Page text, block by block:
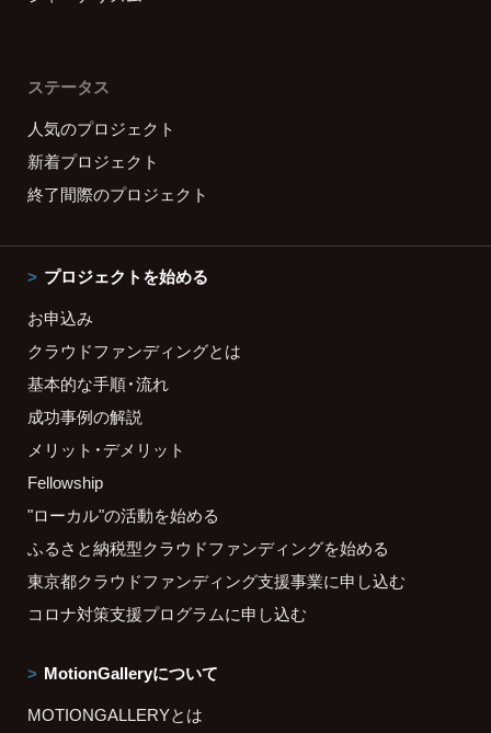
ステータス
人気のプロジェクト
新着プロジェクト
終了間際のプロジェクト
プロジェクトを始める
お申込み
クラウドファンディングとは
基本的な手順・流れ
成功事例の解説
メリット・デメリット
Fellowship
"ローカル"の活動を始める
ふるさと納税型クラウドファンディングを始める
東京都クラウドファンディング支援事業に申し込む
コロナ対策支援プログラムに申し込む
MotionGalleryについて
MOTIONGALLERYとは